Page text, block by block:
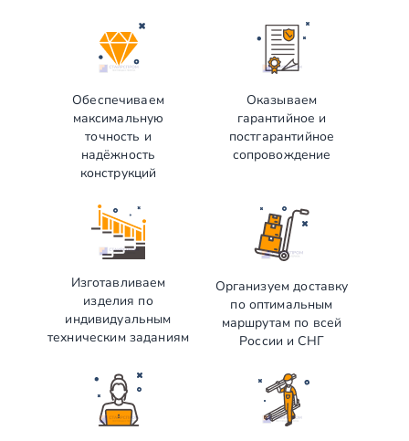
Обеспечиваем
максимальную
точность и
надёжность
конструкций
Оказываем
гарантийное и
постгарантийное
сопровождение
Изготавливаем
изделия по
индивидуальным
техническим заданиям
Организуем доставку
по оптимальным
маршрутам по всей
России и СНГ